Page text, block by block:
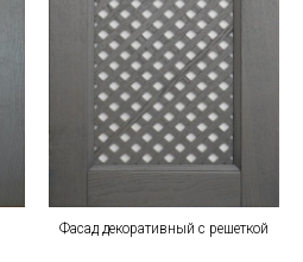
Фасад декоративный с решеткой